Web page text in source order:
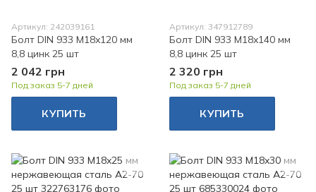
Артикул: 242039161
Болт DIN 933 M18x120 мм
8,8 цинк 25 шт
2 042 грн
Под заказ 5-7 дней
КУПИТЬ
Артикул: 347912789
Болт DIN 933 M18x140 мм
8,8 цинк 25 шт
2 320 грн
Под заказ 5-7 дней
КУПИТЬ